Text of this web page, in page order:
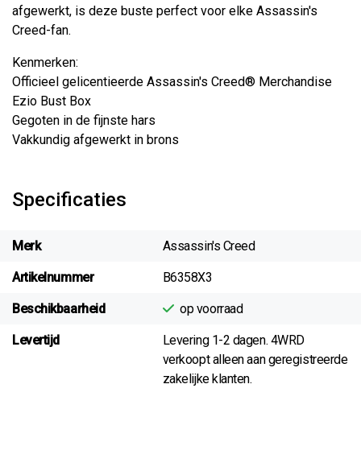
afgewerkt, is deze buste perfect voor elke Assassin's
Creed-fan.
Kenmerken:
Officieel gelicentieerde Assassin's Creed® Merchandise
Ezio Bust Box
Gegoten in de fijnste hars
Vakkundig afgewerkt in brons
Specificaties
Merk Assassin's Creed
Artikelnummer B6358X3
Beschikbaarheid op voorraad
Levertijd
Levering 1-2 dagen. 4WRD
verkoopt alleen aan geregistreerde
zakelijke klanten.